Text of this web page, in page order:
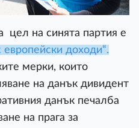
цел на синята партия е
европейски доходи“.
мерки, които
на данък дивидент
данък печалба
на прага за